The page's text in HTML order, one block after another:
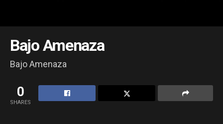
Bajo Amenaza
Bajo Amenaza
0
SHARES